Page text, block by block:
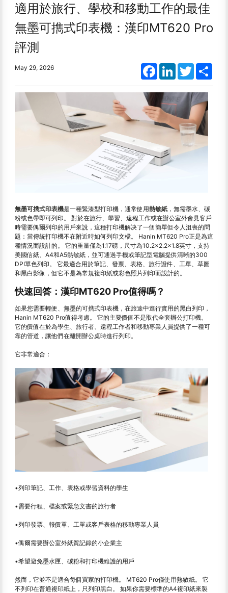
適用於旅行、學校和移動工作的最佳
無墨可擕式印表機：漢印MT620 Pro
評測
May 29, 2026 FacebookLinkedInTwitter
無墨可擕式印表機是一種緊湊型打印機，通常使用熱敏紙 ，無需墨水、碳
粉或色帶即可列印。 對於在旅行、學習、遠程工作或在辦公室外會見客戶
時需要偶爾列印的用戶來說，這種打印機解决了一個簡單但令人沮喪的問
題：當傳統打印機不在附近時如何列印文檔。 Hanin MT620 Pro正是為這
種情況而設計的。 它的重量僅為1.17磅，尺寸為10.2×2.2×1.8英寸，支持
美國信紙、A4和A5熱敏紙，並可通過手機或筆記型電腦提供清晰的300
DPI單色列印。 它最適合用於筆記、發票、表格、旅行證件、工單、草圖
和黑白影像，但它不是為常規複印紙或彩色照片列印而設計的。
快速回答：漢印MT620 Pro值得嗎？
如果您需要輕便、無墨的可擕式印表機，在旅途中進行實用的黑白列印，
Hanin MT620 Pro值得考慮。 它的主要價值不是取代全套辦公打印機。
它的價值在於為學生、旅行者、遠程工作者和移動專業人員提供了一種可
靠的管道，讓他們在離開辦公桌時進行列印。
它非常適合：
•列印筆記、工作、表格或學習資料的學生
•需要行程、檔案或緊急文書的旅行者
•列印發票、報價單、工單或客戶表格的移動專業人員
•偶爾需要辦公室外紙質記錄的小企業主
•希望避免墨水匣、碳粉和打印機維護的用戶
然而，它並不是適合每個買家的打印機。 MT620 Pro僅使用熱敏紙。 它
不列印在普通複印紙上，只列印黑白。 如果你需要標準的A4複印紙來製